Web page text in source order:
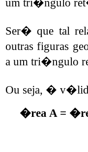
um tri�ngulo
Ser� que tal
outras figuras
a um tri�ngulo
Ou seja, �
�rea A =